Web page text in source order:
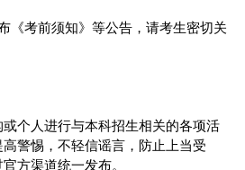
《考前须知》等公告，请考生密切关
个人进行与本科招生相关的各项活
警惕，不轻信谣言，防止上当受
方渠道统一发布。